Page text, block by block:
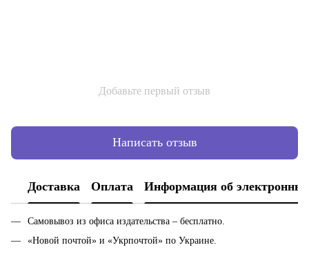
Добавьте первый отзыв
Написать отзыв
Доставка Оплата Информация об
Самовывоз из офиса издательства – бесплатно.
«Новой почтой» и «Укрпочтой» по Украине.